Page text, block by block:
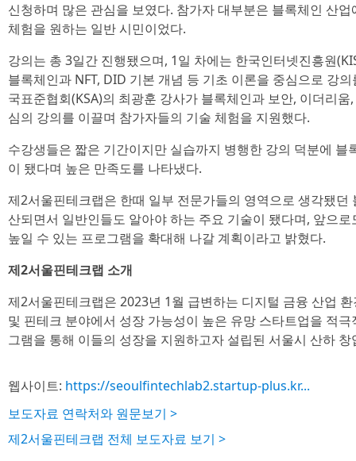
신청하며 많은 관심을 보였다. 참가자 대부분은 블록체인 산
체험을 원하는 일반 시민이었다.
강의는 총 3일간 진행됐으며, 1일 차에는 한국인터넷진흥원
블록체인과 NFT, DID 기본 개념 등 기초 이론을 중심으로 강
국표준협회(KSA)의 최광훈 강사가 블록체인과 보안, 이더리
심의 강의를 이끌며 참가자들의 기술 체험을 지원했다.
수강생들은 짧은 기간이지만 실습까지 병행한 강의 덕분에
이 됐다며 높은 만족도를 나타냈다.
제2서울핀테크랩은 한때 일부 전문가들의 영역으로 생각됐
산되면서 일반인들도 알아야 하는 주요 기술이 됐다며, 앞으
높일 수 있는 프로그램을 확대해 나갈 계획이라고 밝혔다.
제2서울핀테크랩 소개
제2서울핀테크랩은 2023년 1월 급변하는 디지털 금융 산업
및 핀테크 분야에서 성장 가능성이 높은 유망 스타트업을 적
그램을 통해 이들의 성장을 지원하고자 설립된 서울시 산하
웹사이트: https://seoulfintechlab2.startup-plus.kr...
보도자료 연락처와 원문보기 >
제2서울핀테크랩 전체 보도자료 보기 >